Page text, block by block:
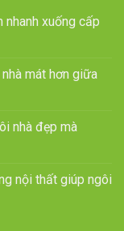
nhanh xuống cấp
mát hơn giữa
nhà đẹp mà
nội thất giúp ngôi